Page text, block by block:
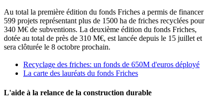
Au total la première édition du fonds Friches a permis de financer
599 projets représentant plus de 1500 ha de friches recyclées pour
340 M€ de subventions. La deuxième édition du fonds Friches,
dotée au total de près de 310 M€, est lancée depuis le 15 juillet et
sera clôturée le 8 octobre prochain.
Recyclage des friches: un fonds de 650M d'euros déployé
La carte des lauréats du fonds Friches
L'aide à la relance de la construction durable